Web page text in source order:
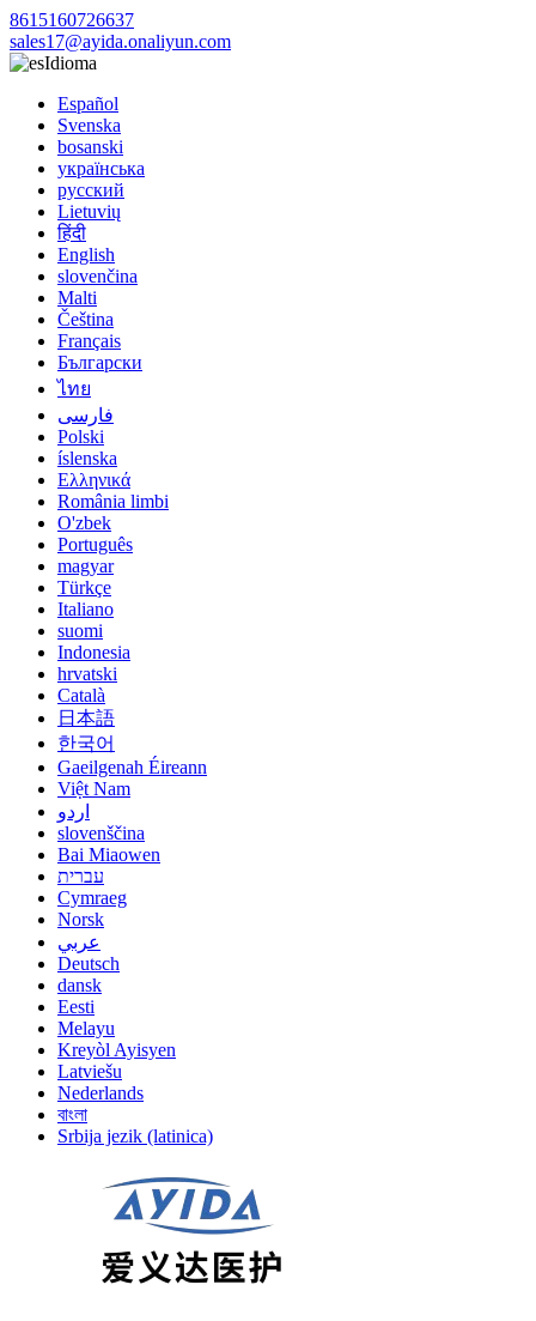
8615160726637
sales17@ayida.onaliyun.com
Idioma
Español
Svenska
bosanski
українська
русский
Lietuvių
हिंदी
English
slovenčina
Malti
Čeština
Français
Български
ไทย
فارسی
Polski
íslenska
Ελληνικά
România limbi
O'zbek
Português
magyar
Türkçe
Italiano
suomi
Indonesia
hrvatski
Català
日本語
한국어
Gaeilgenah Éireann
Việt Nam
اردو
slovenščina
Bai Miaowen
עברית
Cymraeg
Norsk
عربي
Deutsch
dansk
Eesti
Melayu
Kreyòl Ayisyen
Latviešu
Nederlands
বাংলা
Srbija jezik (latinica)